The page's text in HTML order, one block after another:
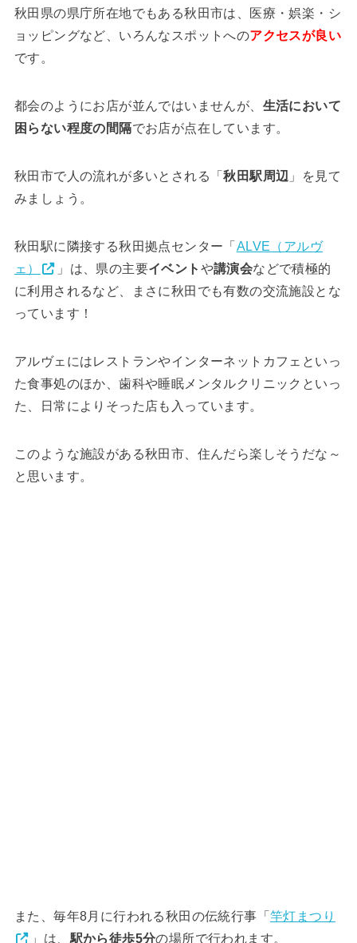
秋田県の県庁所在地でもある秋田市は、医療・娯楽・シ
ョッピングなど、いろんなスポットへのアクセスが良い
です。
都会のようにお店が並んではいませんが、 生活において
困らない程度の間隔でお店が点在しています。
秋田市で人の流れが多いとされる「秋田駅周辺 」を見て
みましょう。
秋田駅に隣接する秋田拠点センター「 ALVE（アルヴ
ェ）
」は、県の主要イベント や講演会などで積極的
に利用されるなど、まさに秋田でも有数の交流施設とな
っています！
アルヴェにはレストランやインターネットカフェといっ
た食事処のほか、歯科や睡眠メンタルクリニックといっ
た、日常によりそった店も入っています。
このような施設がある秋田市、住んだら楽しそうだな～
と思います。
また、毎年8月に行われる秋田の伝統行事「 竿灯まつり
」は、 駅から徒歩5分の場所で行われます。